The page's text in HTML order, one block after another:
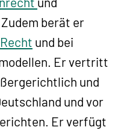
berät er
und bei
Er vertritt
und
und vor
Er verfügt